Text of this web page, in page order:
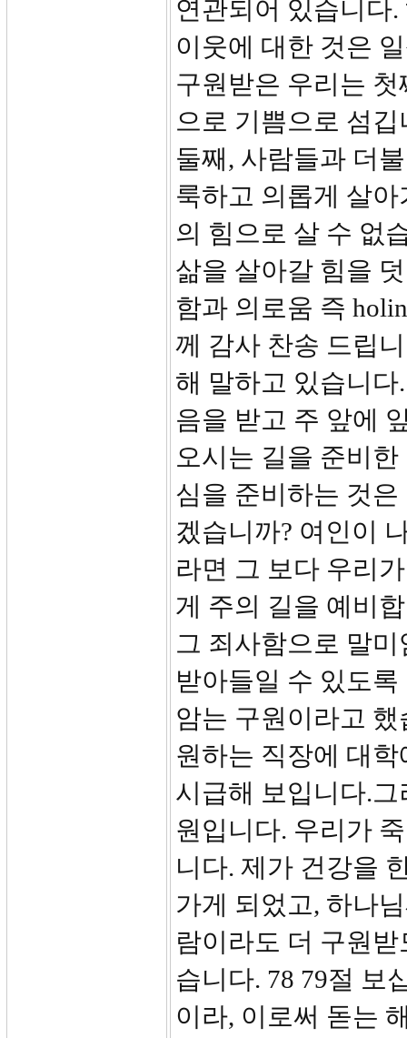
연관되어 있습니다
이웃에 대한 것은
구원받은 우리는
으로 기쁨으로 섬깁
둘째, 사람들과 더
룩하고 의롭게 살
의 힘으로 살 수 없
삶을 살아갈 힘을
함과 의로움 즉
께 감사 찬송 드립
해 말하고 있습니
음을 받고 주 앞에
오시는 길을 준비
심을 준비하는 것
겠습니까? 여인이
라면 그 보다 우리
게 주의 길을 예비
그 죄사함으로 말
받아들일 수 있도
암는 구원이라고
원하는 직장에 대
시급해 보입니다.
원입니다. 우리가
니다. 제가 건강을
가게 되었고, 하나
람이라도 더 구원
습니다. 78 79절 보
이라, 이로써 돋는